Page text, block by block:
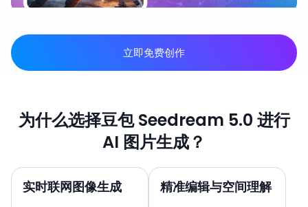
立即免费创作
为什么选择豆包 Seedream 5.0 进行
AI 图片生成？
实时联网图像生成 精准编辑与空间理解